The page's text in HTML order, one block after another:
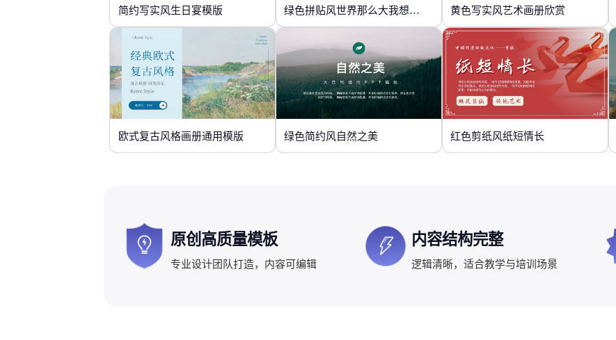
简约写实风生日宴模版 绿色拼贴风世界那么大我想去看看 黄色写实风艺术画册欣赏
欧式复古风格画册通用模版 绿色简约风自然之美 红色剪纸风纸短情长
原创高质量模板
专业设计团队打造，内容可编辑
内容结构完整
逻辑清晰，适合教学与培训场景